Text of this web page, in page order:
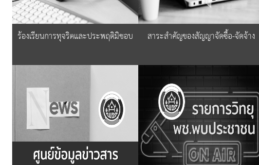
ร้องเรียนการทุจริตและประพฤติมิชอบ สาระสำคัญของสัญญาจัดซื้อ-จัดจ้าง